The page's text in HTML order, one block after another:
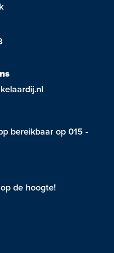
bereikbaar op 015 -
de hoogte!